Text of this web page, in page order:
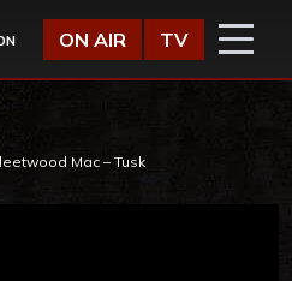
ON AIR TV
Mac – Tusk